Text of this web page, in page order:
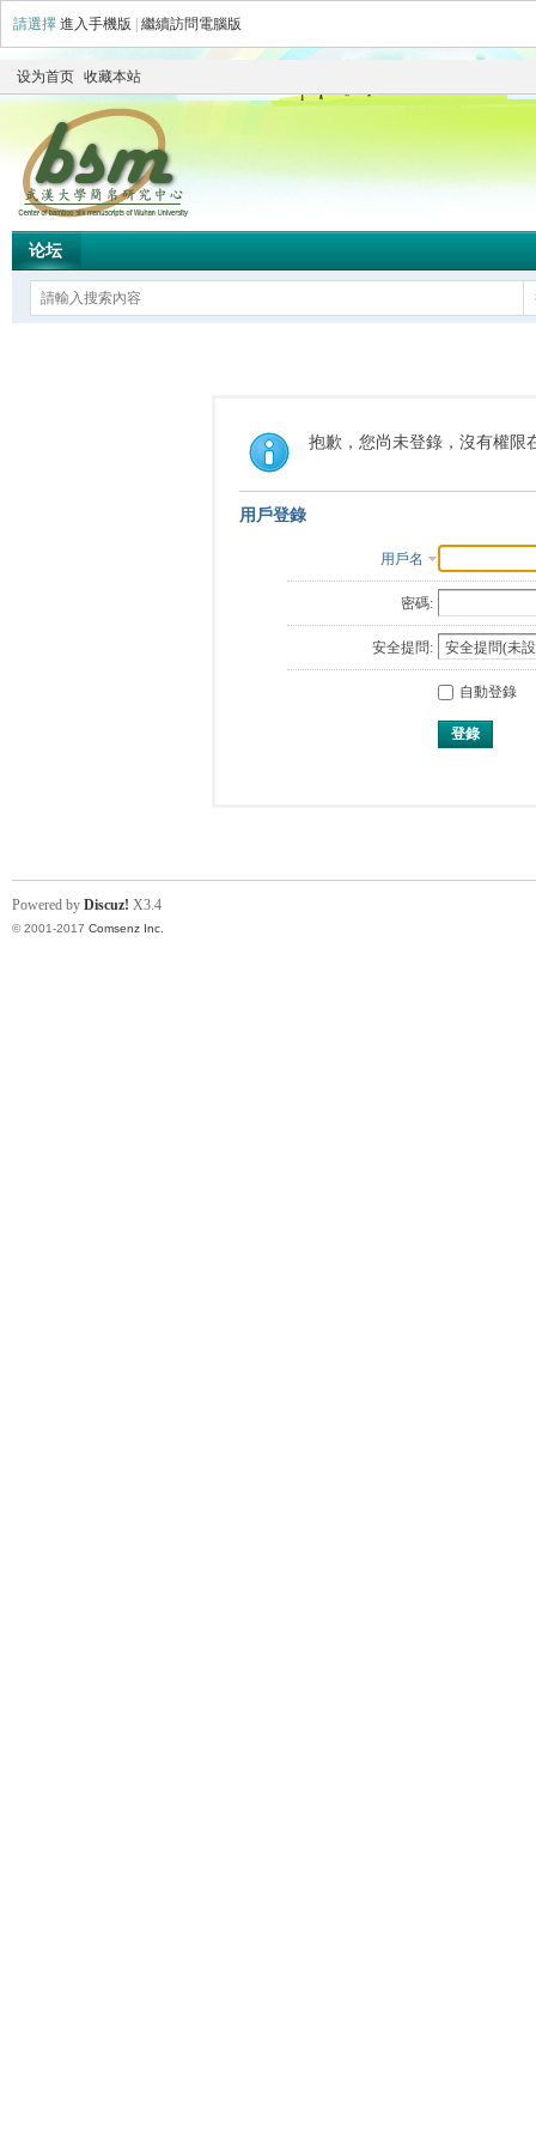
請選擇 進入手機版 繼續訪問電腦版
设为首页 收藏本站
论坛
抱歉，您尚未登錄，沒有權限
用戶登錄
用戶名
密碼:
安全提問:
自動登錄
登錄
Powered by Discuz! X3.4
© 2001-2017 Comsenz Inc.